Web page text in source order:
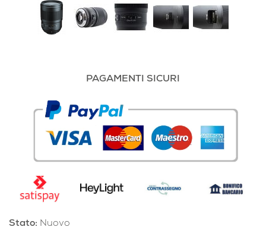
PAGAMENTI SICURI
Stato: Nuovo